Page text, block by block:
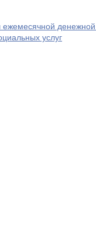
ежемесячной
услуг